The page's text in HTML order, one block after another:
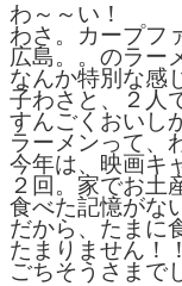
わ～～い！
わさ。カープフ
広島。。のラー
なんか特別な感
子わさと、２人
すんごくおいし
ラーメンって、
今年は、映画キ
２回。家でお土
食べた記憶が
だから、たまに
たまりません！
ごちそうさまで